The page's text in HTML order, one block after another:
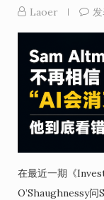
Laoer
在最近一期《
O’Shaughnessy